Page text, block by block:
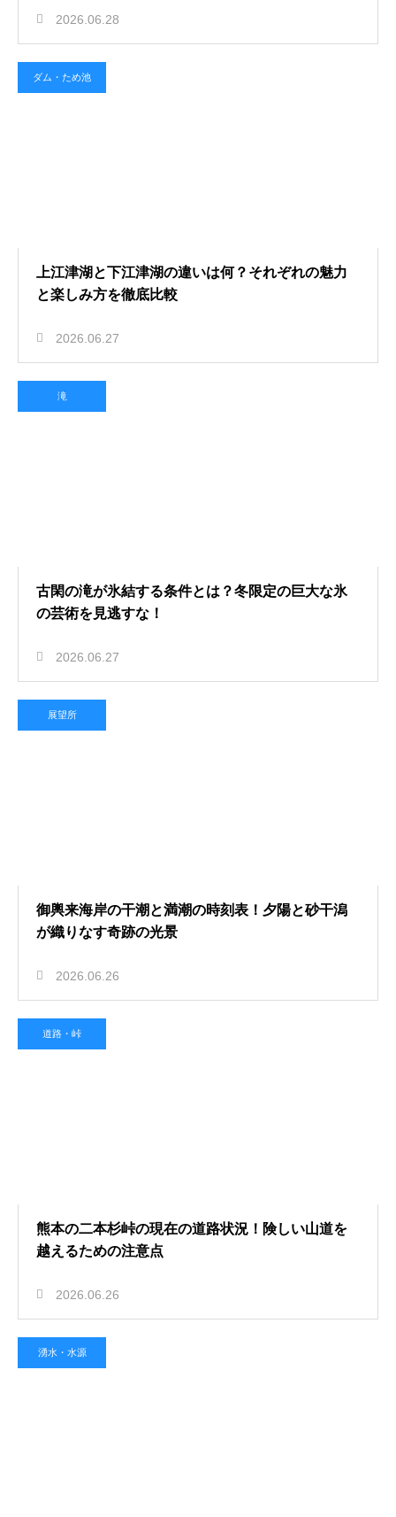
2026.06.28
ダム・ため池
上江津湖と下江津湖の違いは何？それぞれの魅力
と楽しみ方を徹底比較
2026.06.27
滝
古閑の滝が氷結する条件とは？冬限定の巨大な氷
の芸術を見逃すな！
2026.06.27
展望所
御輿来海岸の干潮と満潮の時刻表！夕陽と砂干潟
が織りなす奇跡の光景
2026.06.26
道路・峠
熊本の二本杉峠の現在の道路状況！険しい山道を
越えるための注意点
2026.06.26
湧水・水源